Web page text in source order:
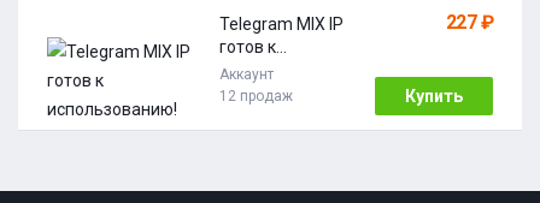
Telegram MIX IP
готов к
использовани
ю!
Аккаунт
12 продаж
227 ₽
Купить